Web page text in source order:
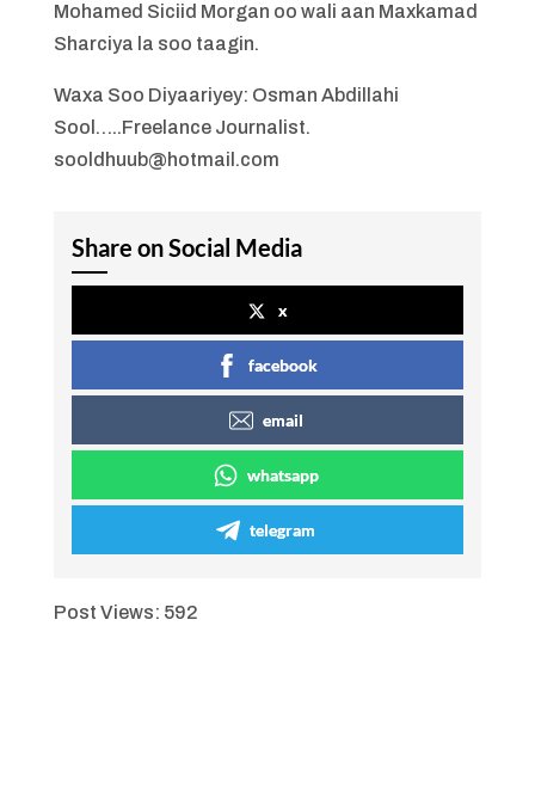
Mohamed Siciid Morgan oo wali aan Maxkamad
Sharciya la soo taagin.
Waxa Soo Diyaariyey: Osman Abdillahi
Sool…..Freelance Journalist.
sooldhuub@hotmail.com
Share on Social Media
x
facebook
email
whatsapp
telegram
Post Views: 592